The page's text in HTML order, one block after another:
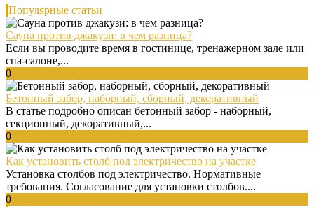
Популярные статьи
Сауна против джакузи: в чем разница?
Если вы проводите время в гостинице, тренажерном зале или
спа-салоне,...
0
Бетонный забор, наборный, сборный, декоративный
В статье подробно описан бетонный забор - наборный,
секционный, декоративный,...
0
Как установить столб под электричество на участке
Установка столбов под электричество. Нормативные
требования. Согласование для установки столбов....
0